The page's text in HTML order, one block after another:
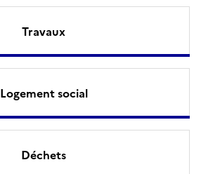
Travaux
Logement social
Déchets